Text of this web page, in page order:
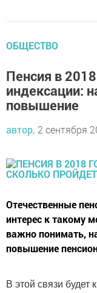
ОБЩЕСТВО
Пенсия в
индексации:
повышение
автор, 2 сентября
Отечественные
интерес к такому
важно понимать,
повышение
В этой связи